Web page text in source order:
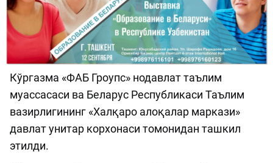
Кўргазма «ФАБ Гроупс» нодавлат таълим
муассасаси ва Беларус Республикаси Таълим
вазирлигининг «Халқаро алоқалар маркази»
давлат унитар корхонаси томонидан ташкил
этилди.